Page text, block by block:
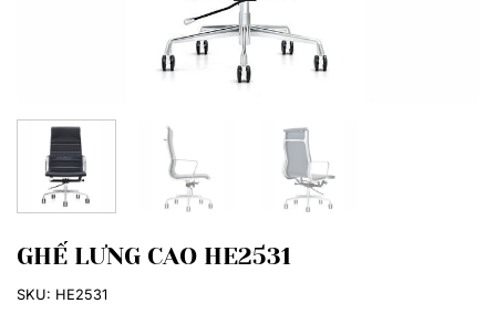
GHẾ LƯNG CAO HE2531
SKU: HE2531